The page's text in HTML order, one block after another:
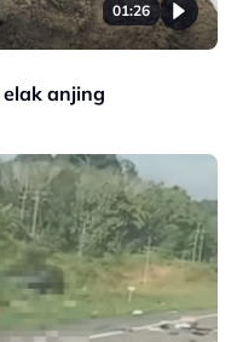
01:26
anjing